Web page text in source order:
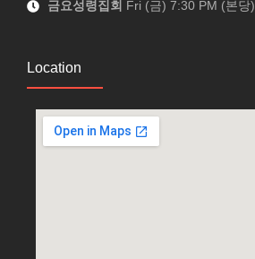
금요성령집회 Fri (금) 7:30 PM (본당)
Location